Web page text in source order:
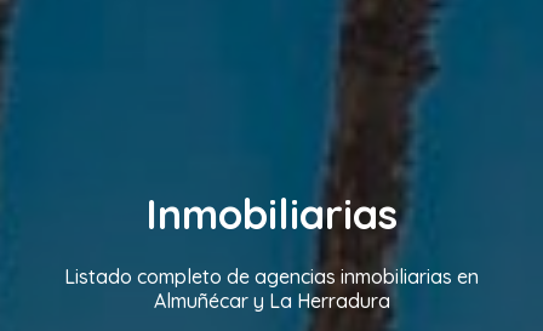
Inmobiliarias
Listado completo de agencias inmobiliarias en
Almuñécar y La Herradura